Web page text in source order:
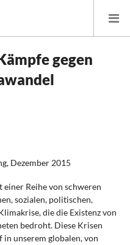
Finanzpolitik
gegen
Dezember 2015
Reihe von schweren
sozialen, politischen,
die die Existenz von
bedroht. Diese Krisen
in unserem globalen, von